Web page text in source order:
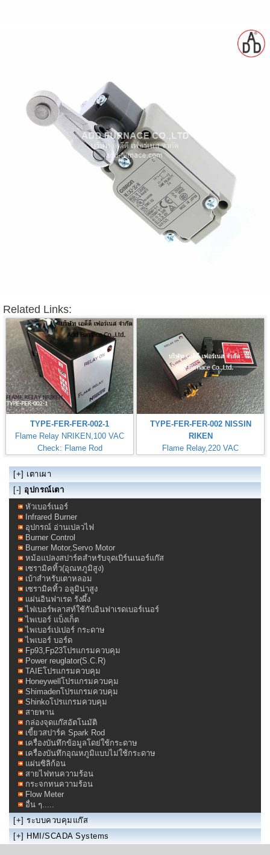
Related Links:
TYPE-FER-FER-002-1
Flame Relay NRIKEN,100 VAC
Check: Flame Rod
TYPE-FER-FER-002 NISSIN
RIKEN
Flame Relay,220 VAC
[+] เตาเผา
[-] อุปกรณ์เตา
หัวเบอร์เนอร์
Infrared Burner
อุปกรณ์ อ่านเปลวไฟ
Burner Control
Burner Motor,Servo Motor
หม้อแปลงสปาร์คสำหรับจุดเบิร์นเนอร์แก๊ส
เซรามิคทิ้ว(อุณหภูมิสูง)
เบ้าสำหรับเตาหลอม
เซรามิคทิ้ว อลูมิน่าสูง
แผ่นอินฟาเรด รังผึ้ง
ไฟเบอร์พลาสท์ใช้กับอินฟาเรดเบอร์เนอร์
ไพเบอร์ แบ็งเก็ต
ไพเบอร์เปเปอร์ กระดาษ
ไพเบอร์ บอร์ด
Fp93,Fp23โปรแกรมควบคุม
Power reuglator(S.C.R)
TAIEโปรแกรมควบคุม
Honeywellโปรแกรมควบคุม
Shimadenโปรแกรมควบคุม
Shinkoโปรแกรมควบคุม
สายพาน
กล่องจุดแก๊สอัตโนมัติ
เขี้ยวสปาร์ค Spark Rod
เครื่องบันทึกข้อมูลโดย่ใช้กระดาษ
เครื่องบันทึกอุณหภูมิแบบไม่ใช้กระดาษ
แผ่นซิลิก้อน
สายไฟทนความร้อน
กระจกทนความร้อน
Flow Meter
อื่น ๆ.....
[+] ระบบควบคุมแก๊ส
[+] HMI/SCADA Systems